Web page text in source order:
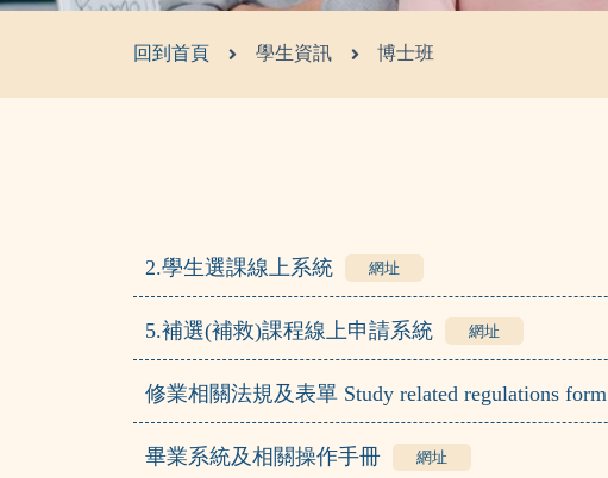
回到首頁 學生資訊 博士班
2.學生選課線上系統 網址
5.補選(補救)課程線上申請系統 網址
修業相關法規及表單 Study related regulations form
畢業系統及相關操作手冊 網址